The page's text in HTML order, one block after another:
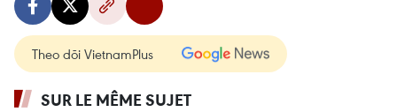
Theo dõi VietnamPlus
SUR LE MÊME SUJET